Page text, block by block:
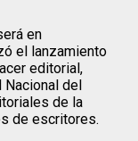
en
el lanzamiento
editorial,
Nacional del
de la
de escritores.